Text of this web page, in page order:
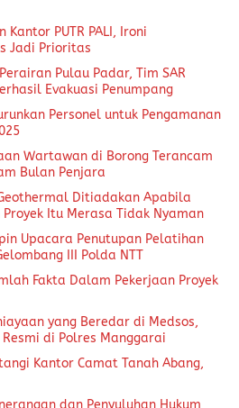
PUTR PALI, Ironi
Jadi Prioritas
Pulau Padar, Tim SAR
Evakuasi Penumpang
Personel untuk Pengamanan
Wartawan di Borong Terancam
Bulan Penjara
Ditiadakan Apabila
Itu Merasa Tidak Nyaman
Upacara Penutupan Pelatihan
III Polda NTT
Fakta Dalam Pekerjaan Proyek
yang Beredar di Medsos,
di Polres Manggarai
Kantor Camat Tanah Abang,
dan Penyuluhan Hukum